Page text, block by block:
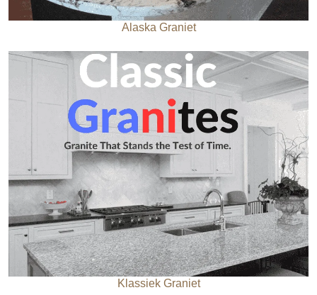
Alaska Graniet
Klassiek Graniet